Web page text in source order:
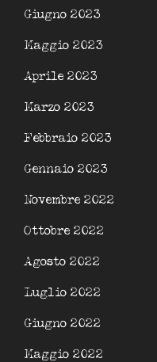
Giugno 2023
Maggio 2023
Aprile 2023
Marzo 2023
Febbraio 2023
Gennaio 2023
Novembre 2022
Ottobre 2022
Agosto 2022
Luglio 2022
Giugno 2022
Maggio 2022